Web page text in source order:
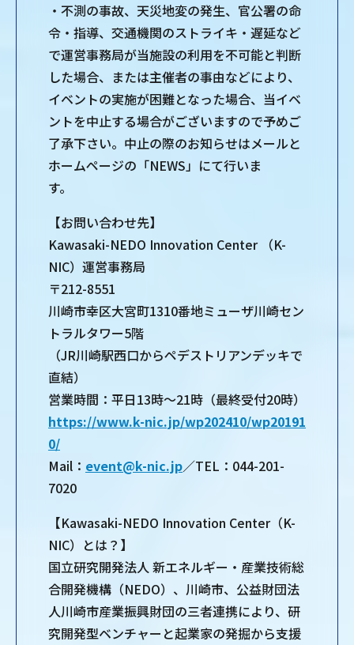
・不測の事故、天災地変の発生、官公署の命
令・指導、交通機関のストライキ・遅延など
で運営事務局が当施設の利用を不可能と判断
した場合、または主催者の事由などにより、
イベントの実施が困難となった場合、当イベ
ントを中止する場合がございますので予めご
了承下さい。中止の際のお知らせはメールと
ホームページの「NEWS」にて行いま
す。
【お問い合わせ先】
Kawasaki-NEDO Innovation Center （K-
NIC）運営事務局
〒212-8551
川崎市幸区大宮町1310番地ミューザ川崎セン
トラルタワー5階
（JR川崎駅西口からペデストリアンデッキで
直結）
営業時間：平日13時～21時（最終受付20時）
https://www.k-nic.jp/wp202410/wp20191
0/
Mail： event@k-nic.jp／TEL：044-201-
7020
【Kawasaki-NEDO Innovation Center（K-
NIC）とは？】
国立研究開発法人 新エネルギー・産業技術総
合開発機構（NEDO）、川崎市、公益財団法
人川崎市産業振興財団の三者連携により、研
究開発型ベンチャーと起業家の発掘から支援